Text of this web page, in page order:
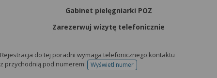
Gabinet pielęgniarki POZ
Zarezerwuj wizytę telefonicznie
Rejestracja do tej poradni wymaga telefonicznego kontaktu
z przychodnią pod numerem:
Wyświetl numertelefonu do rejestracji